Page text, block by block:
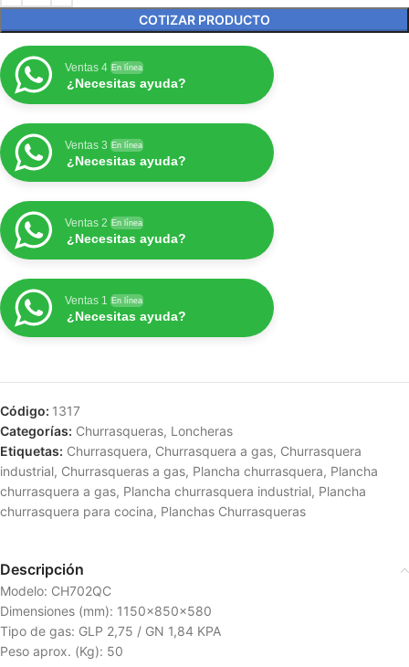
COTIZAR PRODUCTO
Ventas 4 En línea
¿Necesitas ayuda?
Ventas 3 En línea
¿Necesitas ayuda?
Ventas 2 En línea
¿Necesitas ayuda?
Ventas 1 En línea
¿Necesitas ayuda?
Código: 1317
Categorías: Churrasqueras, Loncheras
Etiquetas: Churrasquera, Churrasquera a gas, Churrasquera
industrial, Churrasqueras a gas, Plancha churrasquera, Plancha
churrasquera a gas, Plancha churrasquera industrial, Plancha
churrasquera para cocina, Planchas Churrasqueras
Descripción
Modelo: CH702QC
Dimensiones (mm): 1150x850x580
Tipo de gas: GLP 2,75 / GN 1,84 KPA
Peso aprox. (Kg): 50